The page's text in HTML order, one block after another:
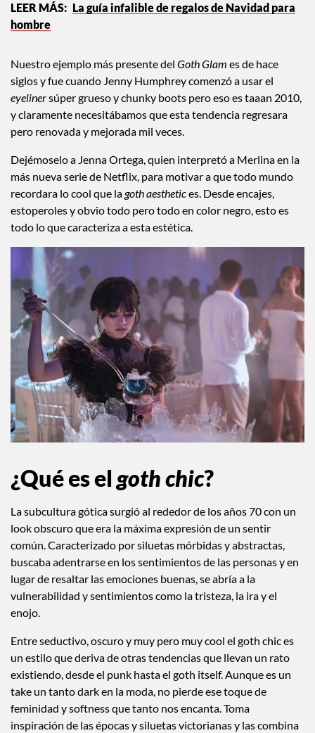
La guía infalible de regalos de Navidad para
hombre
Nuestro ejemplo más presente del Goth Glam es de hace
siglos y fue cuando Jenny Humphrey comenzó a usar el
eyelinersúper grueso y chunky boots pero eso es taaan 2010,
y claramente necesitábamos que esta tendencia regresara
pero renovada y mejorada mil veces.
Dejémoselo a Jenna Ortega, quien interpretó a Merlina en la
más nueva serie de Netflix, para motivar a que todo mundo
recordara lo cool que lagoth aesthetices. Desde encajes,
estoperoles y obvio todo pero todo en color negro, esto es
todo lo que caracteriza a esta estética.
¿Qué es elgoth chic?
La subcultura gótica surgió al rededor de los años 70 con un
look obscuro que era la máxima expresión de un sentir
común. Caracterizado por siluetas mórbidas y abstractas,
buscaba adentrarse en los sentimientos de las personas y en
lugar de resaltar las emociones buenas, se abría a la
vulnerabilidad y sentimientos como la tristeza, la ira y el
enojo.
Entre seductivo, oscuro y muy pero muy cool el goth chic es
un estilo que deriva de otras tendencias que llevan un rato
existiendo, desde el punk hasta el goth itself. Aunque es un
take un tanto dark en la moda, no pierde ese toque de
feminidad y softness que tanto nos encanta. Toma
inspiración de las épocas y siluetas victorianas y las combina